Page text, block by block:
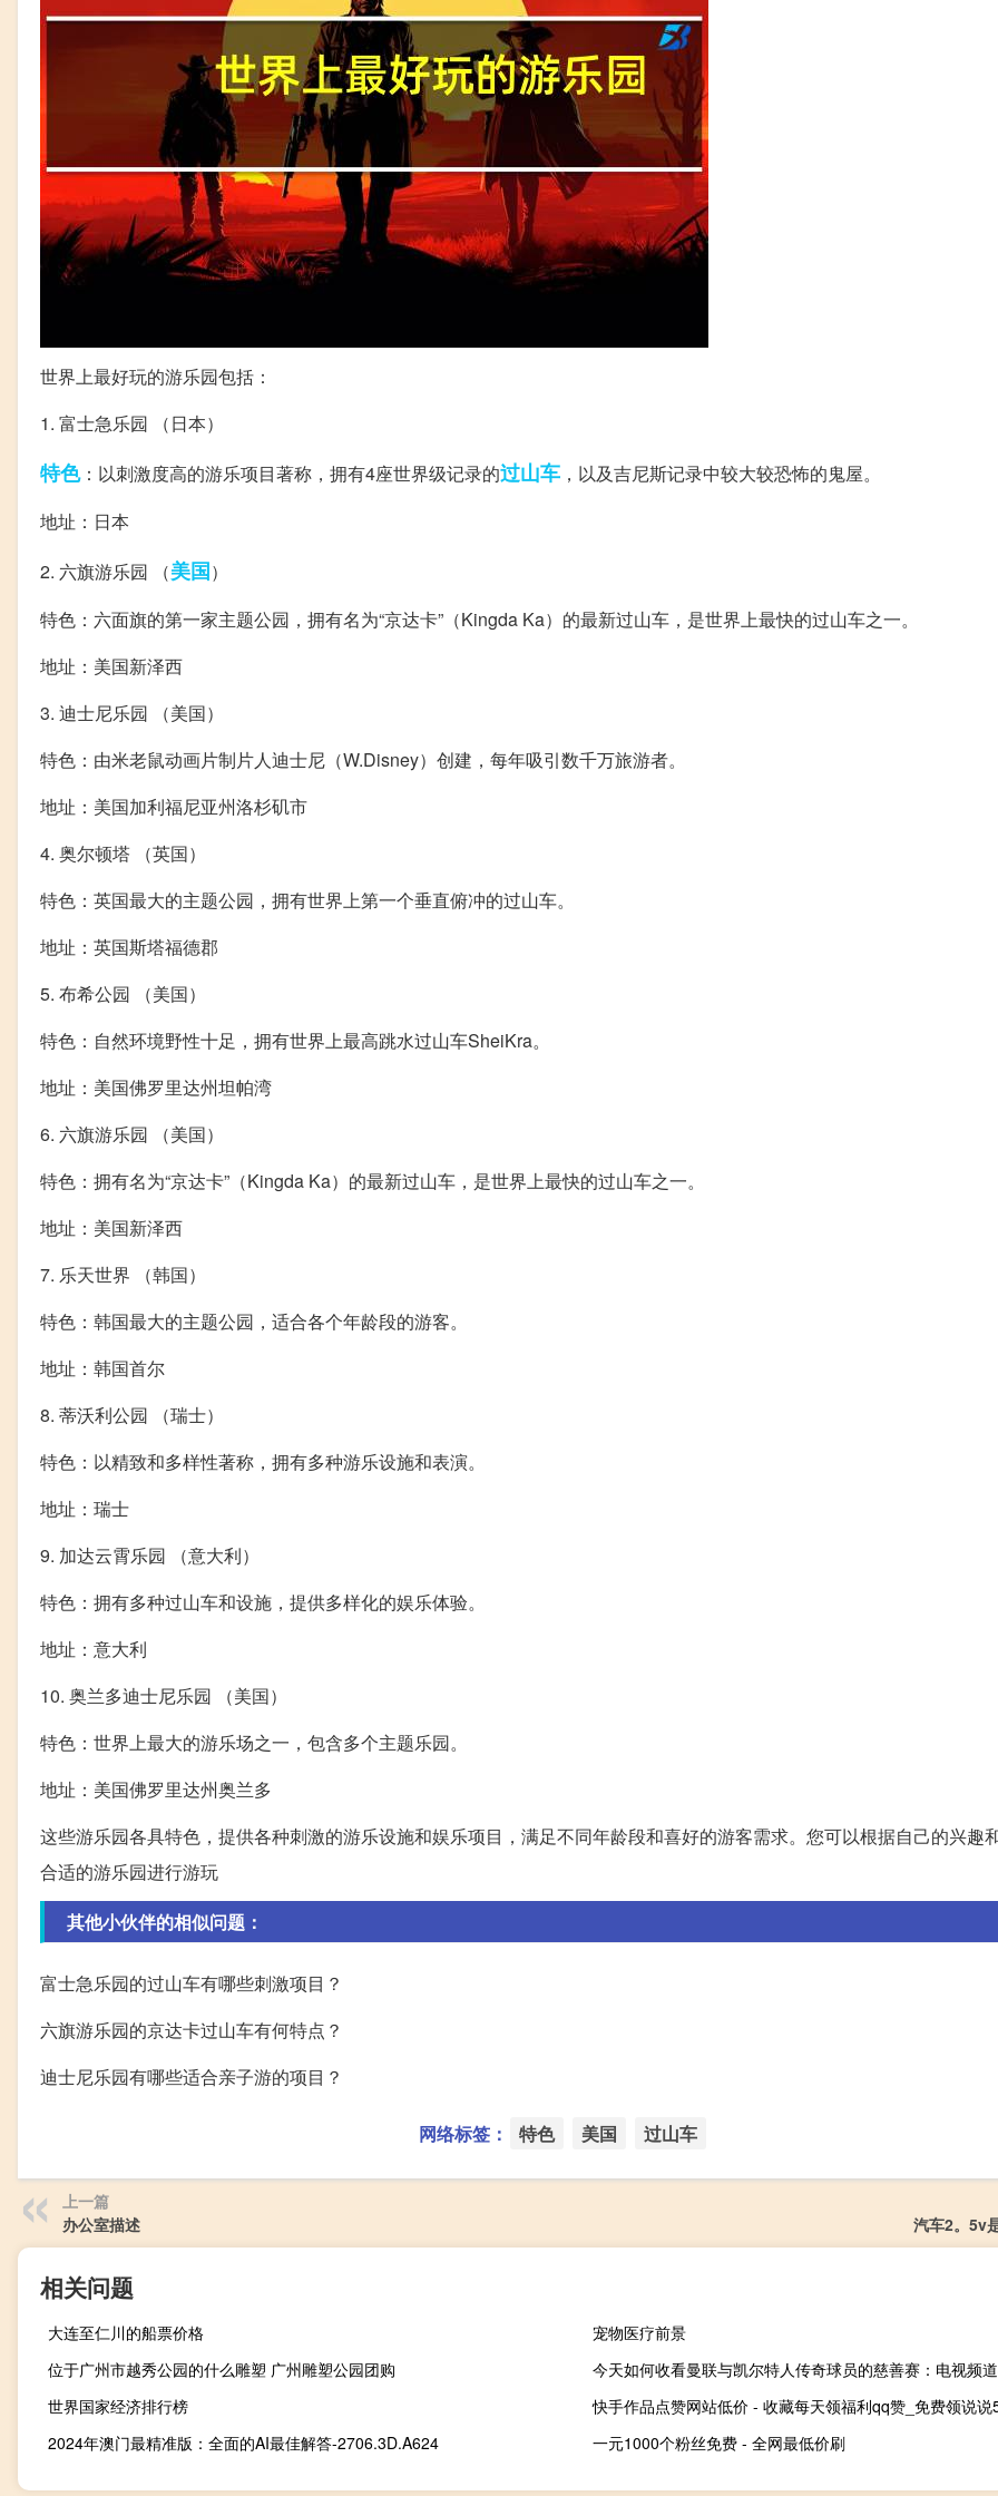
世界上最好玩的游乐园包括：
1. 富士急乐园 （日本）
特色：以刺激度高的游乐项目著称，拥有4座世界级记录的过山车 ，以及吉尼斯记录中较大较恐怖的鬼屋。
地址：日本
2. 六旗游乐园 （美国）
特色：六面旗的第一家主题公园，拥有名为“京达卡”（Kingda Ka）的最新过山车，是世界上最快的过山车之一。
地址：美国新泽西
3. 迪士尼乐园 （美国）
特色：由米老鼠动画片制片人迪士尼（W.Disney）创建，每年吸引数千万旅游者。
地址：美国加利福尼亚州洛杉矶市
4. 奥尔顿塔 （英国）
特色：英国最大的主题公园，拥有世界上第一个垂直俯冲的过山车。
地址：英国斯塔福德郡
5. 布希公园 （美国）
特色：自然环境野性十足，拥有世界上最高跳水过山车SheiKra。
地址：美国佛罗里达州坦帕湾
6. 六旗游乐园 （美国）
特色：拥有名为“京达卡”（Kingda Ka）的最新过山车，是世界上最快的过山车之一。
地址：美国新泽西
7. 乐天世界 （韩国）
特色：韩国最大的主题公园，适合各个年龄段的游客。
地址：韩国首尔
8. 蒂沃利公园 （瑞士）
特色：以精致和多样性著称，拥有多种游乐设施和表演。
地址：瑞士
9. 加达云霄乐园 （意大利）
特色：拥有多种过山车和设施，提供多样化的娱乐体验。
地址：意大利
10. 奥兰多迪士尼乐园 （美国）
特色：世界上最大的游乐场之一，包含多个主题乐园。
地址：美国佛罗里达州奥兰多
这些游乐园各具特色，提供各种刺激的游乐设施和娱乐项目，满足不同年龄段和喜好的游客需求。您可以根据自己的兴趣
合适的游乐园进行游玩
其他小伙伴的相似问题：
富士急乐园的过山车有哪些刺激项目？
六旗游乐园的京达卡过山车有何特点？
迪士尼乐园有哪些适合亲子游的项目？
网络标签： 特色 美国 过山车
上一篇
办公室描述
汽车2。5v
相关问题
大连至仁川的船票价格
宠物医疗前景
位于广州市越秀公园的什么雕塑 广州雕塑公园团购
今天如何收看曼联与凯尔特人传奇球员的慈善赛：电视频
世界国家经济排行榜
快手作品点赞网站低价 - 收藏每天领福利qq赞_免费领说说
2024年澳门最精准版：全面的AI最佳解答-2706.3D.A624
一元1000个粉丝免费 - 全网最低价刷